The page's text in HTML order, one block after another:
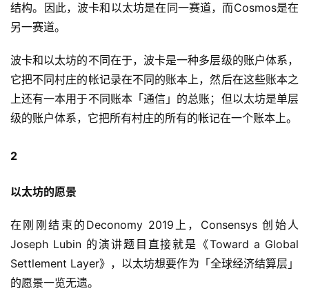
结构。因此，波卡和以太坊是在同一赛道，而Cosmos是在
另一赛道。
波卡和以太坊的不同在于，波卡是一种多层级的账户体系，
它把不同村庄的帐记录在不同的账本上，然后在这些账本之
上还有一本用于不同账本「通信」的总账；但以太坊是单层
级的账户体系，它把所有村庄的所有的帐记在一个账本上。
2
以太坊的愿景
在刚刚结束的Deconomy 2019上，Consensys 创始人
Joseph Lubin 的演讲题目直接就是《Toward a Global
Settlement Layer》，以太坊想要作为「全球经济结算层」
的愿景一览无遗。